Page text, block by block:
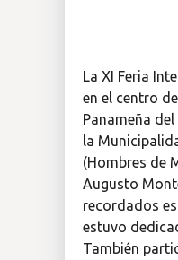
La XI Feria
en el centro
Panameña
la
(Hombres de
Augusto
recordados
estuvo
También